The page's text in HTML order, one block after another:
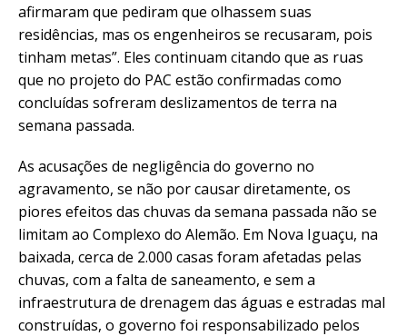
afirmaram que pediram que olhassem suas
residências, mas os engenheiros se recusaram, pois
tinham metas”. Eles continuam citando que as ruas
que no projeto do PAC estão confirmadas como
concluídas sofreram deslizamentos de terra na
semana passada.
As acusações de negligência do governo no
agravamento, se não por causar diretamente, os
piores efeitos das chuvas da semana passada não se
limitam ao Complexo do Alemão. Em Nova Iguaçu, na
baixada, cerca de 2.000 casas foram afetadas pelas
chuvas, com a falta de saneamento, e sem a
infraestrutura de drenagem das águas e estradas mal
construídas, o governo foi responsabilizado pelos